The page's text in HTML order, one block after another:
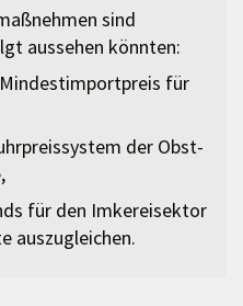
sind
aussehen könnten:
für
der Obst-
für den Imkereisektor
auszugleichen.